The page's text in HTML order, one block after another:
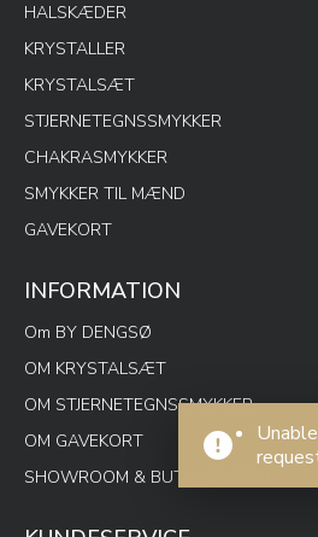
HALSKÆDER
KRYSTALLER
KRYSTALSÆT
STJERNETEGNSSMYKKER
CHAKRASMYKKER
SMYKKER TIL MÆND
GAVEKORT
INFORMATION
Om BY DENGSØ
OM KRYSTALSÆT
OM STJERNETEGNSSMYKKER
OM GAVEKORT
SHOWROOM & BUTIK SPOTON